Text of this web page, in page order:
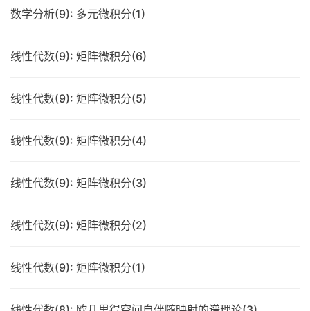
数学分析(9): 多元微积分(1)
线性代数(9): 矩阵微积分(6)
线性代数(9): 矩阵微积分(5)
线性代数(9): 矩阵微积分(4)
线性代数(9): 矩阵微积分(3)
线性代数(9): 矩阵微积分(2)
线性代数(9): 矩阵微积分(1)